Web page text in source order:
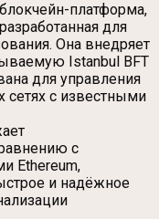
платформа,
для
Она внедряет
Istanbul BFT
для управления
сетях с известными
с
Ethereum,
и надёжное